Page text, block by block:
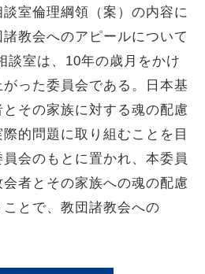
室倫理綱領（案）の内容に
教会へのアピールについて
室は、10年の歳月をかけ
った委員会である。日本基
その家族に対する魂の配慮
的問題に取り組むことを目
会のもとに置かれ、本委員
者とその家族への魂の配慮
とで、教団諸教会への